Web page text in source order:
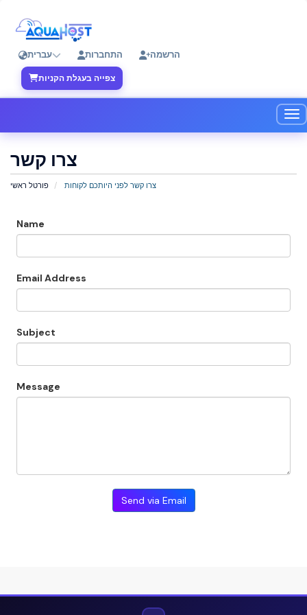
עברית התחברות הרשמה
צפייה בעגלת הקניות
צרו קשר
פורטל ראשי צרו קשר לפני היותכם לקוחות
Name
Email Address
Subject
Message
Send via Email